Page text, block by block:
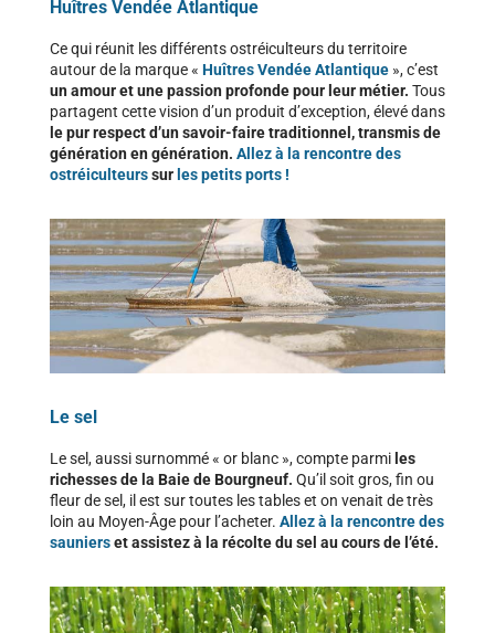
Huîtres Vendée Atlantique
Ce qui réunit les différents ostréiculteurs du territoire
autour de la marque « Huîtres Vendée Atlantique», c’est
un amour et une passion profonde pour leur métier. Tous
partagent cette vision d’un produit d’exception, élevé dans
le pur respect d’un savoir-faire traditionnel, transmis de
génération en génération. Allez à la rencontre des
ostréiculteurssur les petits ports !
Le sel
Le sel, aussi surnommé « or blanc », compte parmi les
richesses de la Baie de Bourgneuf. Qu’il soit gros, fin ou
fleur de sel, il est sur toutes les tables et on venait de très
loin au Moyen-Âge pour l’acheter. Allez à la rencontre des
saunierset assistez à la récolte du sel au cours de l’été.